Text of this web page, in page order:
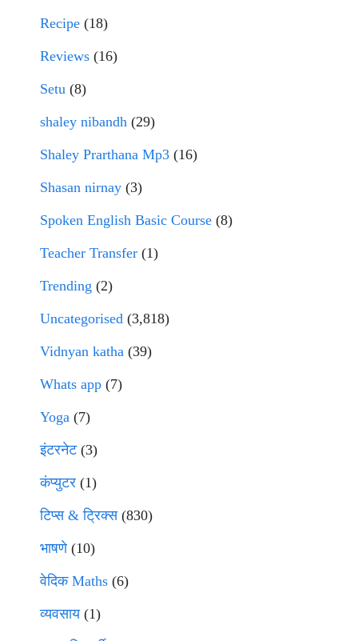
Recipe (18)
Reviews (16)
Setu (8)
shaley nibandh (29)
Shaley Prarthana Mp3 (16)
Shasan nirnay (3)
Spoken English Basic Course (8)
Teacher Transfer (1)
Trending (2)
Uncategorised (3,818)
Vidnyan katha (39)
Whats app (7)
Yoga (7)
इंटरनेट(3)
कंप्युटर (1)
टिप्स & ट्रिक्स(830)
भाषणे(10)
वेदिक Maths (6)
व्यवसाय(1)